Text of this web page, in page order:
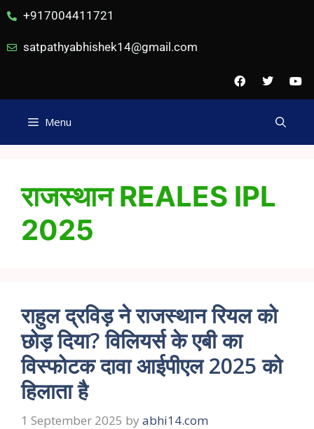
+917004411721
satpathyabhishek14@gmail.com
Menu
राजस्थान REALES IPL
2025
राहुल द्रविड़ ने राजस्थान रियल को
छोड़ दिया? विलियर्स के एबी का
विस्फोटक दावा आईपीएल 2025 को
हिलाता है
1 September 2025 by abhi14.com